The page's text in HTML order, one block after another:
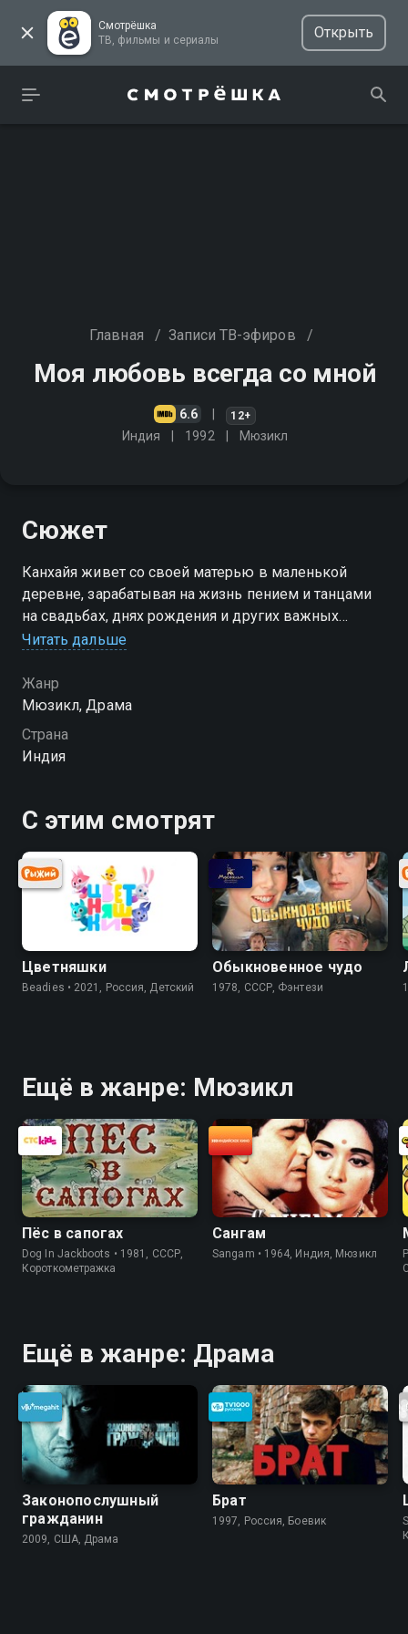
Смотрёшка
ТВ, фильмы и сериалы
Открыть
Главная / Записи ТВ-эфиров /
Моя любовь всегда со мной
6.6 12+
Индия 1992 Мюзикл
Сюжет
Канхайя живет со своей матерью в маленькой
деревне, зарабатывая на жизнь пением и танцами
на свадьбах, днях рождения и других важных
церемониях вместе с Бхолой, которого когда-то
Читать дальше
Жанр
Мюзикл, Драма
Страна
Индия
С этим смотрят
Цветняшки
Beadies • 2021, Россия, Детский
Обыкновенное чудо
1978, СССР, Фэнтези
Ещё в жанре: Мюзикл
Пёс в сапогах
Dog In Jackboots • 1981, СССР,
Короткометражка
Сангам
Sangam • 1964, Индия, Мюзикл
Ещё в жанре: Драма
Законопослушный
гражданин
2009, США, Драма
Брат
1997, Россия, Боевик